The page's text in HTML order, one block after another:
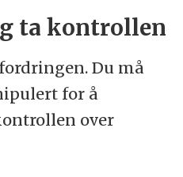
ta kontrollen
Du må
for å
over